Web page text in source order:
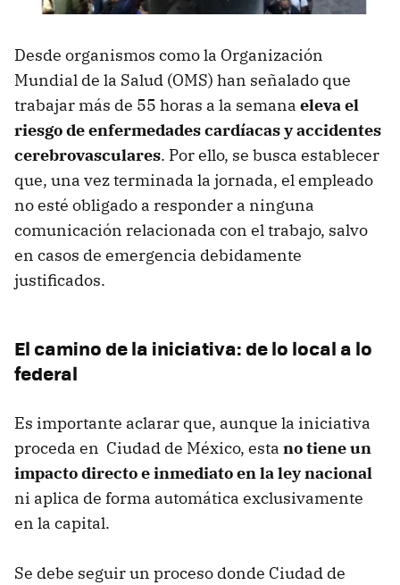
Desde organismos como la Organización
Mundial de la Salud (OMS) han señalado que
trabajar más de 55 horas a la semana eleva el
riesgo de enfermedades cardíacas y accidentes
cerebrovasculares. Por ello, se busca establecer
que, una vez terminada la jornada, el empleado
no esté obligado a responder a ninguna
comunicación relacionada con el trabajo, salvo
en casos de emergencia debidamente
justificados.
El camino de la iniciativa: de lo local a lo
federal
Es importante aclarar que, aunque la iniciativa
proceda en Ciudad de México, esta no tiene un
impacto directo e inmediato en la ley nacional
ni aplica de forma automática exclusivamente
en la capital.
Se debe seguir un proceso donde Ciudad de